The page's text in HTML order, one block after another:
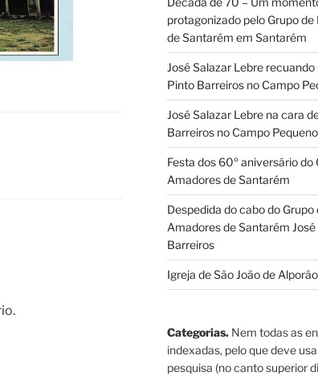
protagonizado pelo Grupo
de Santarém em Santarém
José Salazar Lebre
Pinto Barreiros no Campo
José Salazar Lebre na cara
Barreiros no Campo Pequeno
Festa dos 60º aniversário do
Amadores de Santarém
Despedida do cabo do Grupo
Amadores de Santarém
Barreiros
Igreja de São João de Alporão
Categorias.Nem todas as
indexadas, pelo que deve
pesquisa (no canto superior